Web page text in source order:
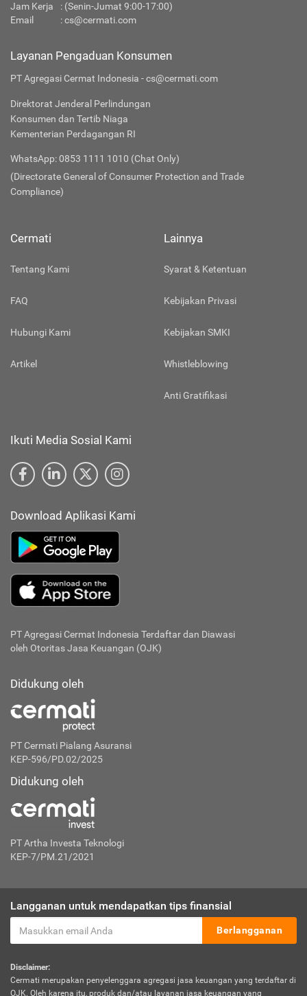
Jam Kerja
: (Senin-Jumat 9:00-17:00)
Email
:cs@cermati.com
Layanan Pengaduan Konsumen
PT Agregasi Cermat Indonesia - cs@cermati.com
Direktorat Jenderal Perlindungan
Konsumen dan Tertib Niaga
Kementerian Perdagangan RI
WhatsApp: 0853 1111 1010 (Chat Only)
(Directorate General of Consumer Protection and Trade
Compliance)
Cermati
Tentang Kami
FAQ
Hubungi Kami
Artikel
Lainnya
Syarat & Ketentuan
Kebijakan Privasi
Kebijakan SMKI
Whistleblowing
Anti Gratifikasi
Ikuti Media Sosial Kami
Download Aplikasi Kami
PT Agregasi Cermat Indonesia Terdaftar dan Diawasi
oleh Otoritas Jasa Keuangan (OJK)
Didukung oleh
PT Cermati Pialang Asuransi
KEP-596/PD.02/2025
Didukung oleh
PT Artha Investa Teknologi
KEP-7/PM.21/2021
Langganan untuk mendapatkan tips finansial
Berlangganan
Disclaimer:
Cermati merupakan penyelenggara agregasi jasa keuangan yang terdaftar di
OJK. Oleh karena itu, produk dan/atau layanan jasa keuangan yang